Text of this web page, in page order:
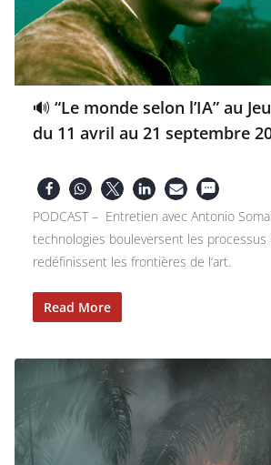
🔊 “Le monde selon l’IA” au
du 11 avril au 21 septembre
PODCAST – Entretien avec Antonio
technologies bouleversent les processus
redéfinissent les frontières de l’art.
Read More